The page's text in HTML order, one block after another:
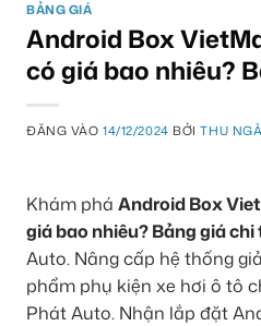
BẢNG GIÁ
Android Box
có giá bao nhiêu?
ĐĂNG VÀO14/12/2024 BỞITHU
Khám phá Android Box
giá bao nhiêu? Bảng giá chi
Auto. Nâng cấp hệ thống
phẩm phụ kiện xe hơi ô tô
Phát Auto. Nhận lắp đặt